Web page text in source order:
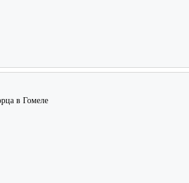
в Гомеле